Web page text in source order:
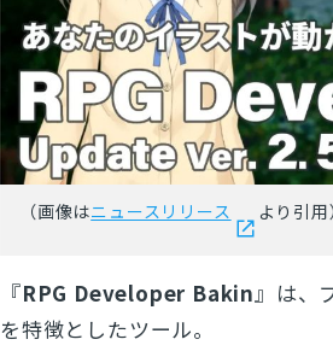
（画像はニュースリリース より引用
『RPG Developer Bakin』は、
を特徴としたツール。